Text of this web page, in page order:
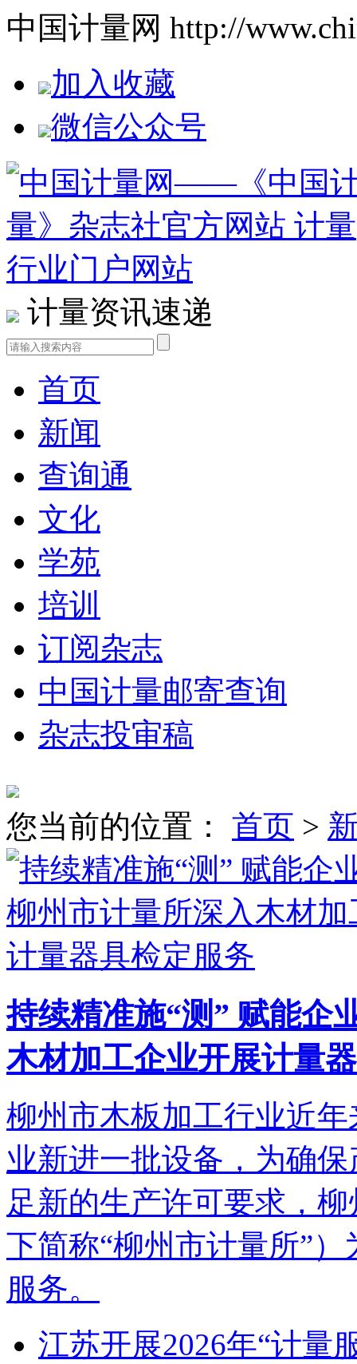
中国计量网 http://
加入收藏
微信公众号
计量资讯速递
首页
新闻
查询通
文化
学苑
培训
订阅杂志
中国计量邮寄查询
杂志投审稿
您当前的位置： 首页 >
持续精准施“测” 赋能
木材加工企业开展计量
柳州市木板加工行业近
业新进一批设备，为确
足新的生产许可要求，
下简称“柳州市计量所”
服务。
江苏开展2026年“计量